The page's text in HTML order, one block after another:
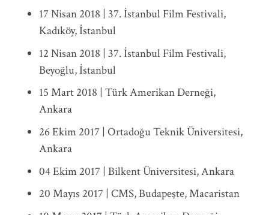
17 Nisan 2018 | 37. İstanbul Film Festivali,
Kadıköy, İstanbul
12 Nisan 2018 | 37. İstanbul Film Festivali,
Beyoğlu, İstanbul
15 Mart 2018 | Türk Amerikan Derneği,
Ankara
26 Ekim 2017 | Ortadoğu Teknik Üniversitesi,
Ankara
04 Ekim 2017 | Bilkent Üniversitesi, Ankara
20 Mayıs 2017 | CMS, Budapeşte, Macaristan